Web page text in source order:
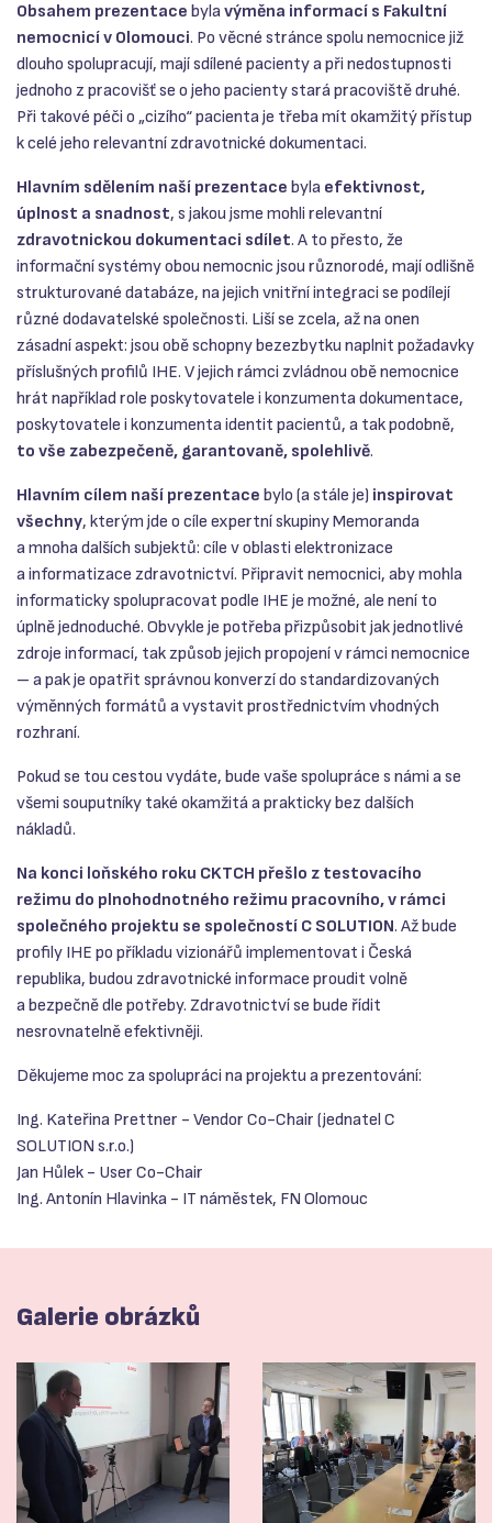
Obsahem prezentace bylavýměna informací s Fakultní
nemocnicí v Olomouci. Po věcné stránce spolu nemocnice již
dlouho spolupracují, mají sdílené pacienty a při nedostupnosti
jednoho z pracovišť se o jeho pacienty stará pracoviště druhé.
Při takové péči o „cizího“ pacienta je třeba mít okamžitý přístup
k celé jeho relevantní zdravotnické dokumentaci.
Hlavním sdělením naší prezentace byla efektivnost,
úplnost a snadnost, s jakou jsme mohli relevantní
zdravotnickou dokumentaci sdílet. A to přesto, že
informační systémy obou nemocnic jsou různorodé, mají odlišně
strukturované databáze, na jejich vnitřní integraci se podílejí
různé dodavatelské společnosti. Liší se zcela, až na onen
zásadní aspekt: jsou obě schopny bezezbytku naplnit požadavky
příslušných profilů IHE. V jejich rámci zvládnou obě nemocnice
hrát například role poskytovatele i konzumenta dokumentace,
poskytovatele i konzumenta identit pacientů, a tak podobně,
to vše zabezpečeně, garantovaně, spolehlivě.
Hlavním cílem naší prezentace bylo (a stále je) inspirovat
všechny, kterým jde o cíle expertní skupiny Memoranda
a mnoha dalších subjektů: cíle v oblasti elektronizace
a informatizace zdravotnictví. Připravit nemocnici, aby mohla
informaticky spolupracovat podle IHE je možné, ale není to
úplně jednoduché. Obvykle je potřeba přizpůsobit jak jednotlivé
zdroje informací, tak způsob jejich propojení v rámci nemocnice
– a pak je opatřit správnou konverzí do standardizovaných
výměnných formátů a vystavit prostřednictvím vhodných
rozhraní.
Pokud se tou cestou vydáte, bude vaše spolupráce s námi a se
všemi souputníky také okamžitá a prakticky bez dalších
nákladů.
Na konci loňského roku CKTCH přešlo z testovacího
režimu do plnohodnotného režimu pracovního, v rámci
společného projektu se společností C SOLUTION. Až bude
profily IHE po příkladu vizionářů implementovat i Česká
republika, budou zdravotnické informace proudit volně
a bezpečně dle potřeby. Zdravotnictví se bude řídit
nesrovnatelně efektivněji.
Děkujeme moc za spolupráci na projektu a prezentování:
Ing. Kateřina Prettner - Vendor Co-Chair (jednatel C
SOLUTION s.r.o.)
Jan Hůlek - User Co-Chair
Ing. Antonín Hlavinka - IT náměstek, FN Olomouc
Galerie obrázků